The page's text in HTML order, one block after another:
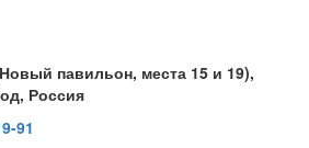
павильон, места 15 и 19),
Россия
91